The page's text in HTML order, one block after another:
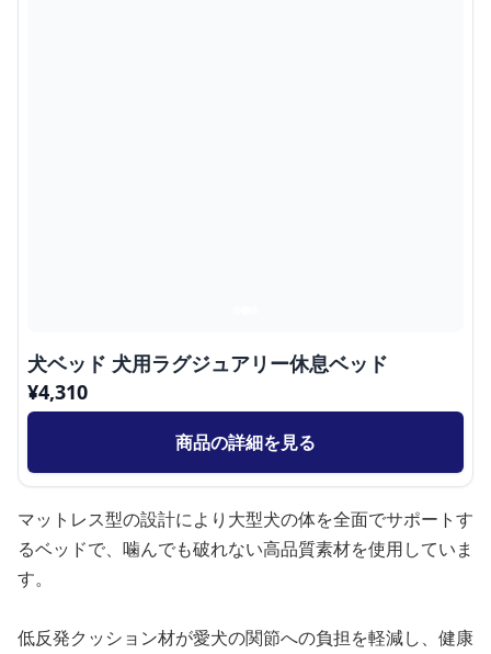
犬ベッド 犬用ラグジュアリー休息ベッド
¥4,310
商品の詳細を見る
マットレス型の設計により大型犬の体を全面でサポートす
るベッドで、噛んでも破れない高品質素材を使用していま
す。
低反発クッション材が愛犬の関節への負担を軽減し、健康